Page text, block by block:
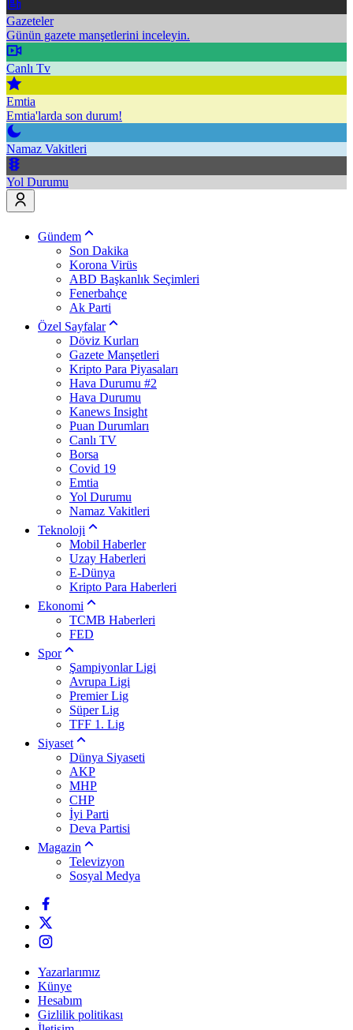
Gazeteler
Günün gazete manşetlerini inceleyin.
Canlı Tv
Emtia
Emtia'larda son durum!
Namaz Vakitleri
Yol Durumu
Gündem
Son Dakika
Korona Virüs
ABD Başkanlık Seçimleri
Fenerbahçe
Ak Parti
Özel Sayfalar
Döviz Kurları
Gazete Manşetleri
Kripto Para Piyasaları
Hava Durumu #2
Hava Durumu
Kanews Insight
Puan Durumları
Canlı TV
Borsa
Covid 19
Emtia
Yol Durumu
Namaz Vakitleri
Teknoloji
Mobil Haberler
Uzay Haberleri
E-Dünya
Kripto Para Haberleri
Ekonomi
TCMB Haberleri
FED
Spor
Şampiyonlar Ligi
Avrupa Ligi
Premier Lig
Süper Lig
TFF 1. Lig
Siyaset
Dünya Siyaseti
AKP
MHP
CHP
İyi Parti
Deva Partisi
Magazin
Televizyon
Sosyal Medya
Yazarlarımız
Künye
Hesabım
Gizlilik politikası